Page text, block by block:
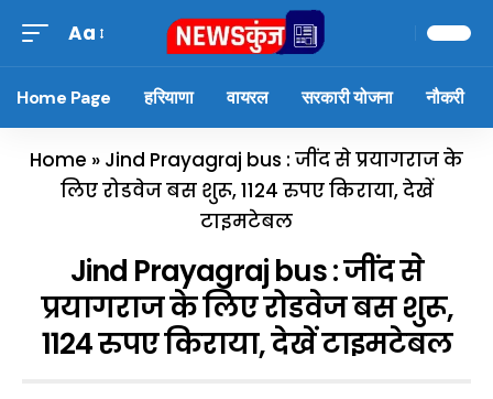
Aa
Home Page हरियाणा वायरल सरकारी योजना नौकरी
Home » Jind Prayagraj bus : जींद से प्रयागराज के
लिए रोडवेज बस शुरू, 1124 रुपए किराया, देखें
टाइमटेबल
Jind Prayagraj bus : जींद से
प्रयागराज के लिए रोडवेज बस शुरू,
1124 रुपए किराया, देखें टाइमटेबल